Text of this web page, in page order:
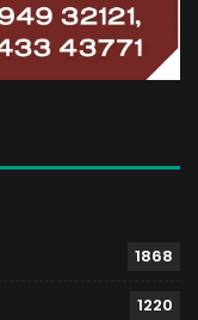
1868
1220